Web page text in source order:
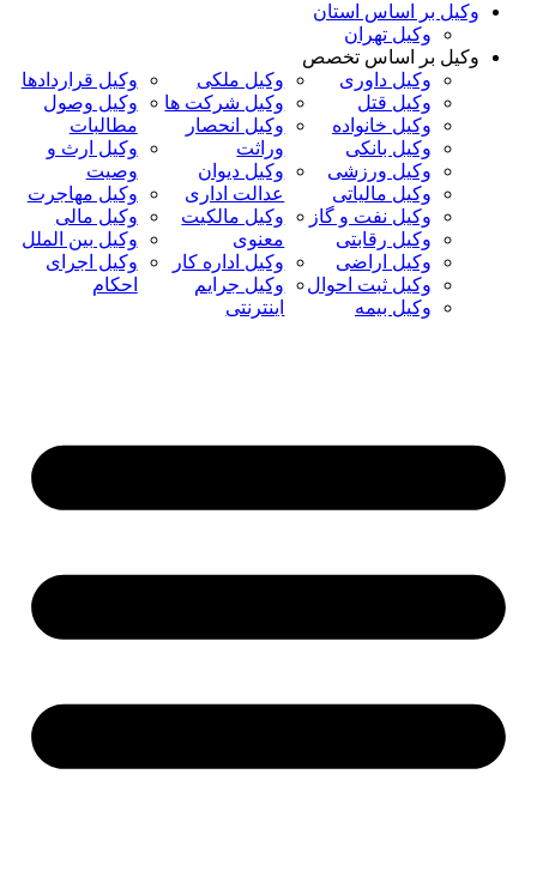
وکیل بر اساس استان
وکیل تهران
وکیل بر اساس تخصص
وکیل داوری
وکیل قتل
وکیل خانواده
وکیل بانکی
وکیل ورزشی
وکیل مالیاتی
وکیل نفت و گاز
وکیل رقابتی
وکیل اراضی
وکیل ثبت احوال
وکیل بیمه
وکیل ملکی
وکیل شرکت ها
وکیل انحصار
وراثت
وکیل دیوان
عدالت اداری
وکیل مالکیت
معنوی
وکیل اداره کار
وکیل جرایم
اینترنتی
وکیل قراردادها
وکیل وصول
مطالبات
وکیل ارث و
وصیت
وکیل مهاجرت
وکیل مالی
وکیل بین الملل
وکیل اجرای
احکام